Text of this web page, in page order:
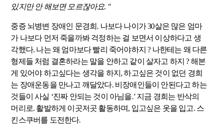
있지만 안 해보면 모르잖아요. "
중증 뇌병변 장애인 문경희. 나보다 나이가 30살은 많은 엄마
가 나보다 먼저 죽을까봐 걱정하는 걸 보면서 이상하다고 생
각했다. 나는 왜 엄마보다 빨리 죽어야하지 ? 나한테는 왜 다른
형제들 처럼 결혼하라는 말을 안하고 같이 살자고 하지 ? 해본
게 있어야 하고싶다는 생각을 하지, 하고싶은 것이 없던 경희
는 장애운동을 만나고 깨달았다. 비장애인들이 안된다고 하는
것들이 사실 ‘진짜 안되는 것이 아님을.’ 지금 경희는 반삭의
머리로. 활발하게 이곳저곳 활동하며, 입고싶은 옷을 입고. 스
킨스쿠버를 도전한다.